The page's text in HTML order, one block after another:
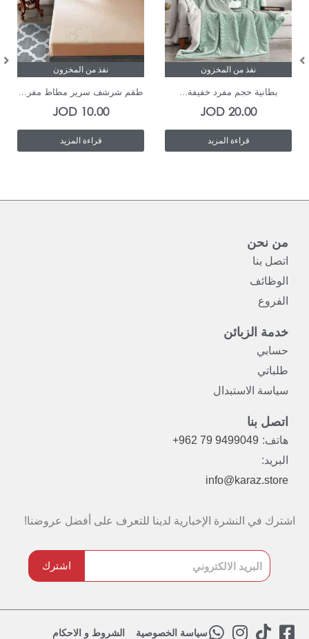
نفذ من المخزون
بطانية حجم مفرد خفيفة...
20.00
JOD
قراءة المزيد
نفذ من المخزون
طقم شرشف سرير مطاط مفر...
10.00
JOD
قراءة المزيد
من نحن
اتصل بنا
الوظائف
الفروع
خدمة الزبائن
حسابي
طلباتي
سياسة الاستبدال
اتصل بنا
هاتف: +962 79 9499049
البريد:
info@karaz.store
اشترك في النشرة الإخبارية لدينا للتعرف على أفضل عروضنا!
اشترك
F
T
I
Wسياسة الخصوصية الشروط و الاحكام